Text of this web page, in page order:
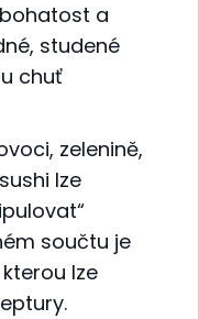
a
studené
chuť
zelenině,
lze
součtu je
lze